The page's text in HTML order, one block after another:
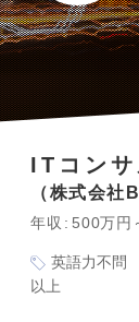
ITコンサ
株式会社
年収 500万円
英語力不問
以上